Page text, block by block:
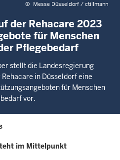
© Messe Düsseldorf / ctillmann
der Rehacare 2023
für Menschen
Pflegebedarf
stellt die Landesregierung
in Düsseldorf eine
für Menschen
vor.
im Mittelpunkt